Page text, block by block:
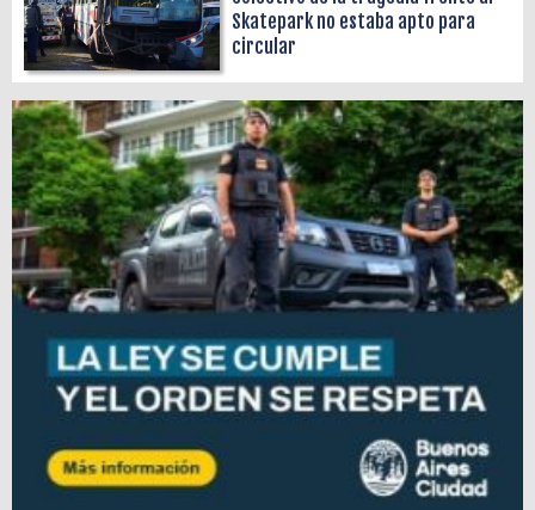
Skatepark no estaba apto para
circular